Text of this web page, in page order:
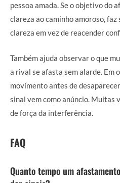
pessoa amada. Se o objetivo do
clareza ao caminho amoroso,
clareza em vez de reacender
Também ajuda observar o que
a rival se afasta sem alarde. Em
movimento antes de
sinal vem como anúncio. Muitas
de força da interferência.
FAQ
Quanto tempo um